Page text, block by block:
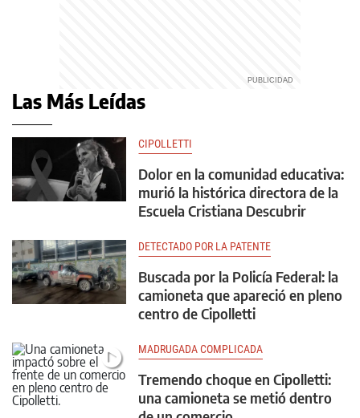
Las Más Leídas
CIPOLLETTI
Dolor en la comunidad educativa:
murió la histórica directora de la
Escuela Cristiana Descubrir
DETECTADO POR LA PATENTE
Buscada por la Policía Federal: la
camioneta que apareció en pleno
centro de Cipolletti
MADRUGADA COMPLICADA
Tremendo choque en Cipolletti:
una camioneta se metió dentro